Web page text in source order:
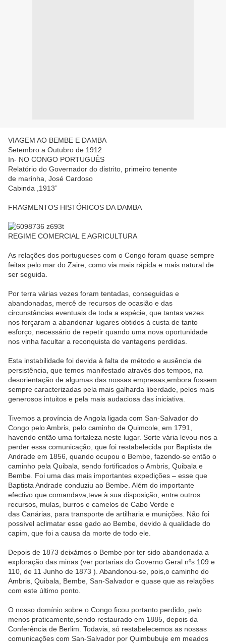
VIAGEM AO BEMBE E DAMBA
Setembro a Outubro de 1912
In- NO CONGO PORTUGUÊS
Relatório do Governador do distrito, primeiro tenente
de marinha, José Cardoso
Cabinda ,1913”
FRAGMENTOS HISTÓRICOS DA DAMBA
REGIME COMERCIAL E AGRICULTURA
As relações dos portugueses com o Congo foram quase sempre
feitas pelo mar do Zaire, como via mais rápida e mais natural de
ser seguida.
Por terra várias vezes foram tentadas, conseguidas e
abandonadas, mercê de recursos de ocasião e das
circunstâncias eventuais de toda a espécie, que tantas vezes
nos forçaram a abandonar lugares obtidos à custa de tanto
esforço, necessário de repetir quando uma nova oportunidade
nos vinha facultar a reconquista de vantagens perdidas.
Esta instabilidade foi devida à falta de método e ausência de
persistência, que temos manifestado através dos tempos, na
desorientação de algumas das nossas empresas,embora fossem
sempre caracterizadas pela mais galharda liberdade, pelos mais
generosos intuitos e pela mais audaciosa das iniciativa.
Tivemos a província de Angola ligada com San-Salvador do
Congo pelo Ambris, pelo caminho de Quimcole, em 1791,
havendo então uma fortaleza neste lugar. Sorte vária levou-nos a
perder essa comunicação, que foi restabelecida por Baptista de
Andrade em 1856, quando ocupou o Bembe, fazendo-se então o
caminho pela Quibala, sendo fortificados o Ambris, Quibala e
Bembe. Foi uma das mais importantes expedições – esse que
Baptista Andrade conduziu ao Bembe. Além do importante
efectivo que comandava,teve à sua disposição, entre outros
recursos, mulas, burros e camelos de Cabo Verde e
das Canárias, para transporte de artilharia e munições. Não foi
possível aclimatar esse gado ao Bembe, devido à qualidade do
capim, que foi a causa da morte de todo ele.
Depois de 1873 deixámos o Bembe por ter sido abandonada a
exploração das minas (ver portarias do Governo Geral nºs 109 e
110, de 11 Junho de 1873 ). Abandonou-se, pois,o caminho do
Ambris, Quibala, Bembe, San-Salvador e quase que as relações
com este último ponto.
O nosso domínio sobre o Congo ficou portanto perdido, pelo
menos praticamente,sendo restaurado em 1885, depois da
Conferência de Berlim. Todavia, só restabelecemos as nossas
comunicações com San-Salvador por Quimbubuje em meados